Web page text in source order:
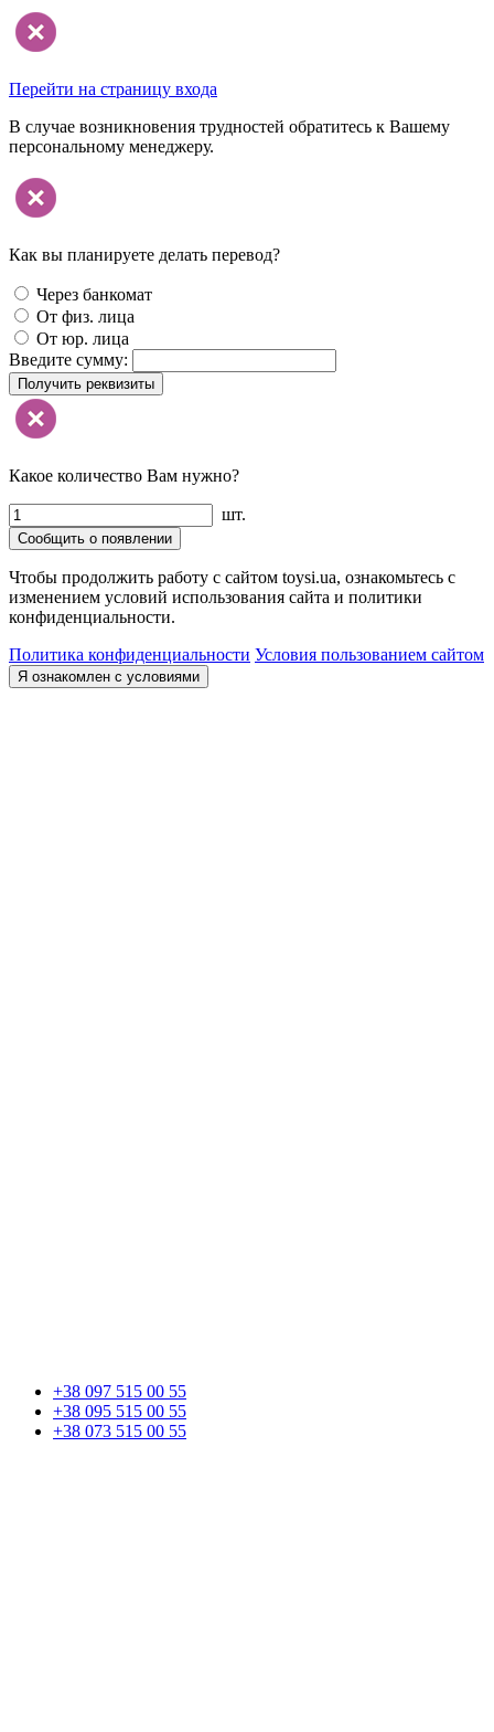
Перейти на страницу входа
В случае возникновения трудностей обратитесь к Вашему
персональному менеджеру.
Как вы планируете делать перевод?
Через банкомат
От физ. лица
От юр. лица
Введите сумму:
Получить реквизиты
Какое количество Вам нужно?
шт.
Сообщить о появлении
Чтобы продолжить работу с сайтом toysi.ua, ознакомьтесь с
изменением условий использования сайта и политики
конфиденциальности.
Политика конфиденциальности Условия пользованием сайтом
Я ознакомлен с условиями
+38 097 515 00 55
+38 095 515 00 55
+38 073 515 00 55